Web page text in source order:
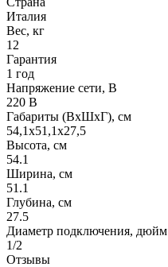
Италия
Вес, кг
12
Гарантия
1 год
Напряжение сети, В
220 В
Габариты (ВхШхГ), см
54,1х51,1х27,5
Высота, см
54.1
Ширина, см
51.1
Глубина, см
27.5
Диаметр подключения, дюйм
1/2
Отзывы